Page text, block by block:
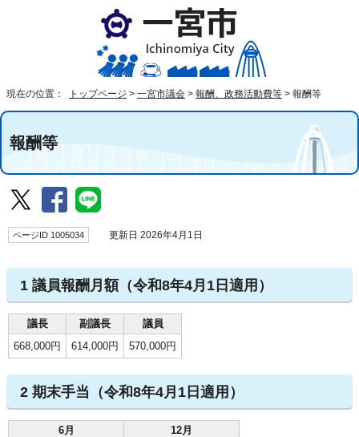
現在の位置： トップページ > 一宮市議会 > 報酬、政務活動費等 > 報酬等
報酬等
ページID 1005034 更新日 2026年4月1日
1 議員報酬月額（令和8年4月1日適用）
議長 副議長
議員
668,000円
614,000円 570,000円
2 期末手当（令和8年4月1日適用）
6月
12月